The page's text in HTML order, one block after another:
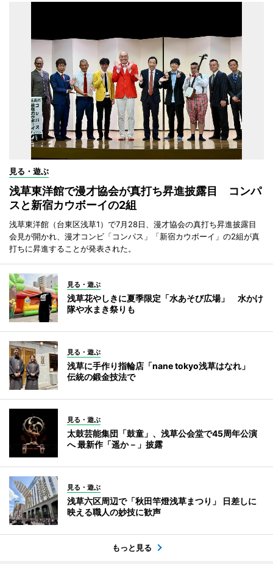
見る・遊ぶ
浅草東洋館で漫才協会が真打ち昇進披露目 コンパ
スと新宿カウボーイの2組
浅草東洋館（台東区浅草1）で7月28日、漫才協会の真打ち昇進披露目
会見が開かれ、漫才コンビ「コンパス」「新宿カウボーイ」の2組が真
打ちに昇進することが発表された。
見る・遊ぶ
浅草花やしきに夏季限定「水あそび広場」 水かけ
隊や水まき祭りも
見る・遊ぶ
浅草に手作り指輪店「nane tokyo浅草はなれ」
伝統の鍛金技法で
見る・遊ぶ
太鼓芸能集団「鼓童」、浅草公会堂で45周年公演
へ 最新作「遥か－」披露
見る・遊ぶ
浅草六区周辺で「秋田竿燈浅草まつり」 日差しに
映える職人の妙技に歓声
もっと見る